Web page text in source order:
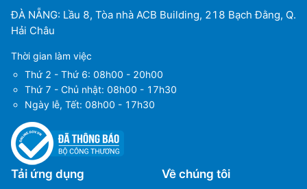
ĐÀ NẴNG: Lầu 8, Tòa nhà ACB Building, 218 Bạch Đằng, Q.
Hải Châu
Thời gian làm việc
Thứ 2 - Thứ 6: 08h00 - 20h00
Thứ 7 - Chủ nhật: 08h00 - 17h30
Ngày lễ, Tết: 08h00 - 17h30
Tải ứng dụng Về chúng tôi